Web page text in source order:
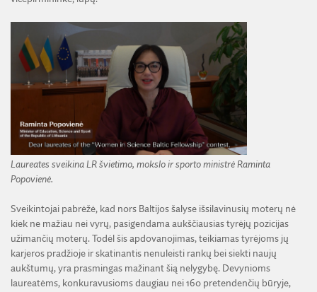
Laureates sveikina LR švietimo, mokslo ir sporto ministrė Raminta
Popovienė.
Sveikintojai pabrėžė, kad nors Baltijos šalyse išsilavinusių moterų nė
kiek ne mažiau nei vyrų, pasigendama aukščiausias tyrėjų pozicijas
užimančių moterų. Todėl šis apdovanojimas, teikiamas tyrėjoms jų
karjeros pradžioje ir skatinantis nenuleisti rankų bei siekti naujų
aukštumų, yra prasmingas mažinant šią nelygybę. Devynioms
laureatėms, konkuravusioms daugiau nei 160 pretendenčių būryje,